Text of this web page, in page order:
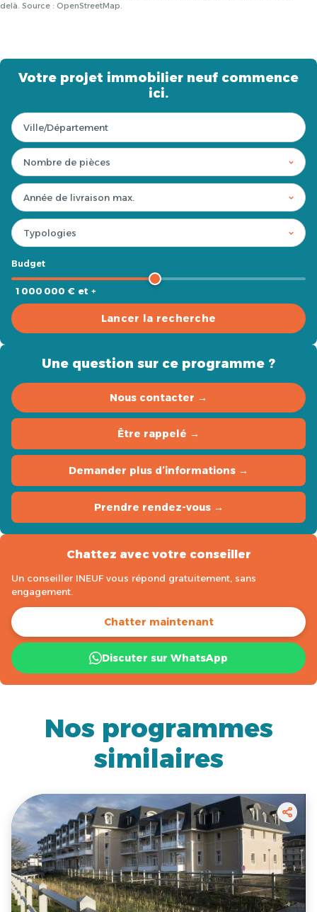
delà. Source : OpenStreetMap.
Votre projet immobilier neuf commence
ici.
Budget
1 000 000 € et +
Lancer la recherche
Une question sur ce programme ?
Nous contacter →
Être rappelé →
Demander plus d’informations →
Prendre rendez-vous →
Chattez avec votre conseiller
Un conseiller INEUF vous répond gratuitement, sans
engagement.
Chatter maintenant
Discuter sur WhatsApp
Nos programmes
similaires